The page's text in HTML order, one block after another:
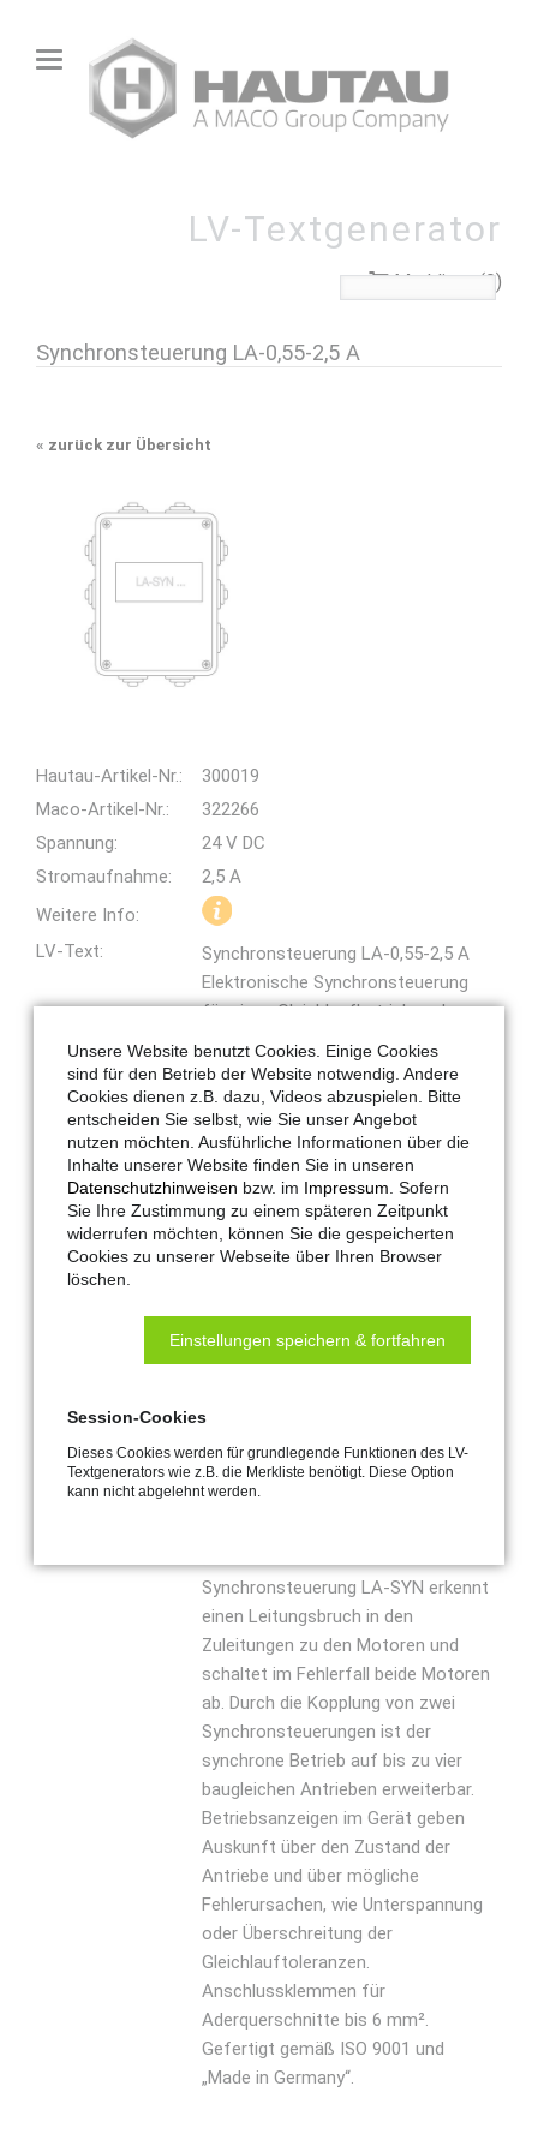
LV-Textgenerator
Merkliste (0)
Synchronsteuerung LA-0,55-2,5 A
« zurück zur Übersicht
Hautau-Artikel-Nr.:
300019
Maco-Artikel-Nr.:
322266
Spannung:
24 V DC
Stromaufnahme:
2,5 A
Weitere Info:
LV-Text:
Synchronsteuerung LA-0,55-2,5 A
Elektronische Synchronsteuerung
für einen Gleichlaufbetrieb und
Überwachung der Stromaufnahme
des Synchronpaares von HAUTAU
Spindelantrieben, Typ SA SYN. Die
Schaltschwellen für die
Lastabschaltung sind in Schritten
einstellbar. Steigt der Strom eines
Spindelantriebes über die
eingestellte Schwelle an, werden
der Strom eines Spindelantriebes
über die eingestellte Schwelle an,
wird beim Schließvorgang dieser
Antrieb abgeschaltet. Der zweite
Synchronsteuerung LA-SYN erkennt
einen Leitungsbruch in den
Zuleitungen zu den Motoren und
schaltet im Fehlerfall beide Motoren
ab. Durch die Kopplung von zwei
Synchronsteuerungen ist der
synchrone Betrieb auf bis zu vier
baugleichen Antrieben erweiterbar.
Betriebsanzeigen im Gerät geben
Auskunft über den Zustand der
Antriebe und über mögliche
Fehlerursachen, wie Unterspannung
oder Überschreitung der
Gleichlauftoleranzen.
Anschlussklemmen für
Aderquerschnitte bis 6 mm².
Gefertigt gemäß ISO 9001 und
„Made in Germany“.
Unsere Website benutzt Cookies. Einige Cookies
sind für den Betrieb der Website notwendig. Andere
Cookies dienen z.B. dazu, Videos abzuspielen. Bitte
entscheiden Sie selbst, wie Sie unser Angebot
nutzen möchten. Ausführliche Informationen über die
Inhalte unserer Website finden Sie in unseren
Datenschutzhinweisen bzw. im Impressum . Sofern
Sie Ihre Zustimmung zu einem späteren Zeitpunkt
widerrufen möchten, können Sie die gespeicherten
Cookies zu unserer Webseite über Ihren Browser
löschen.
Einstellungen speichern & fortfahren
Session-Cookies
Dieses Cookies werden für grundlegende Funktionen des LV-
Textgenerators wie z.B. die Merkliste benötigt. Diese Option
kann nicht abgelehnt werden.